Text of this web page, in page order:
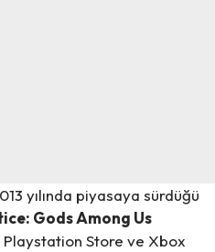
yılında piyasaya sürdüğü
Gods Among Us
Playstation Store ve Xbox